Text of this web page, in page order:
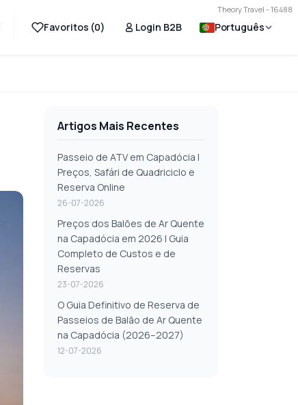
Theory Travel - 16488
Favoritos (0) Login B2B Português
Artigos Mais Recentes
Passeio de ATV em Capadócia |
Preços, Safári de Quadriciclo e
Reserva Online
26-07-2026
Preços dos Balões de Ar Quente
na Capadócia em 2026 | Guia
Completo de Custos e de
Reservas
23-07-2026
O Guia Definitivo de Reserva de
Passeios de Balão de Ar Quente
na Capadócia (2026–2027)
12-07-2026